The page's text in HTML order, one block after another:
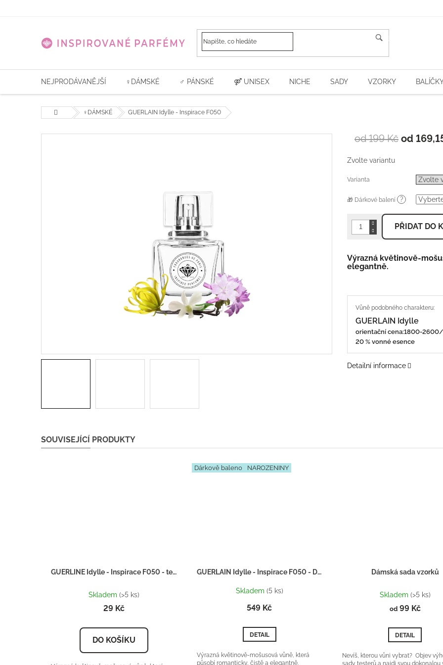
HLEDAT
NEJPRODÁVANĚJŠÍ ♀️DÁMSKÉ ♂ PÁNSKÉ ⚤ UNISEX NICHE SADY VZORKY
Domů ♀️DÁMSKÉ GUERLAIN Idylle - Inspirace F050
od 199 Kč od
Zvolte variantu
Varianta
🎁 Dárkové balení ?
PŘIDAT DO
Výrazná květinově-
elegantně.
GUERLAIN Idylle
orientační cena:1800-
20 % vonné esence
Detailní informace
SOUVISEJÍCÍ PRODUKTY
GUERLINE Idylle - Inspirace F050 - tester 2ml
hodnocení
je
5
hvězdiček.
Skladem (>5 ks)
29 Kč
DO KOŠÍKU
Dárkově baleno NAROZENINY
GUERLAIN Idylle - Inspirace F050 - Dárkový balíček
Skladem (5 ks)
549 Kč
DETAIL
Výrazná květinově-mošusová vůně, která
působí romanticky, čistě a elegantně.
Dámská sada vzorků
hodnocení
je
z
5
Skladem (>5 ks)
od99 Kč
DETAIL
Nevíš, kterou vůni vybrat? Objev
sady testerů a najdi svou dokonalou